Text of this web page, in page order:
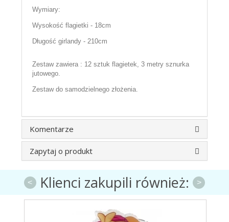
Wymiary:
Wysokość flagietki - 18cm
Długość girlandy - 210cm
Zestaw zawiera : 12 sztuk flagietek, 3 metry sznurka
jutowego.
Zestaw do samodzielnego złożenia.
Komentarze
Zapytaj o produkt
Klienci zakupili również:
< >